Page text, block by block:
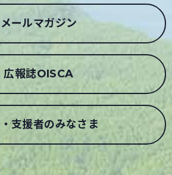
メールマガジン
広報誌OISCA
支援者のみなさま